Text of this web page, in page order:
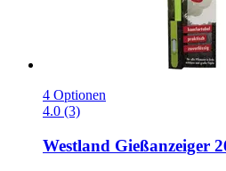
4 Optionen
4.0 (3)
Westland Gießanzeiger